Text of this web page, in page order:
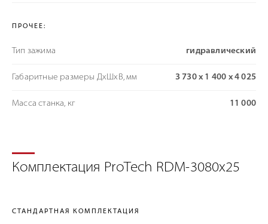
ПРОЧЕЕ:
Тип зажима гидравлический
Габаритные размеры ДхШхВ, мм 3 730 х 1 400 х 4 025
Масса станка, кг 11 000
Комплектация ProTech RDM-3080x25
СТАНДАРТНАЯ КОМПЛЕКТАЦИЯ